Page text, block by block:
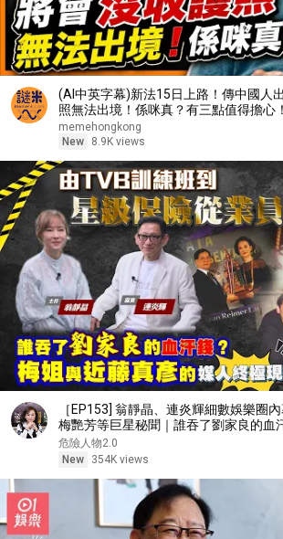
(AI中英字幕)新法15日上路！傳中國人
照無法出境！係咪真？有三點值得擔心
此關上？《蕭若元：理論蕭析》2026-
memehongkong
New
8.9K views
［EP153] 翁靜晶、連炎輝細數娛樂圈
梅艷芳等巨星秘聞｜誰吞了劉家良的血
近藤真彥的媒人終極現身｜由TVB訓練
業員
危險人物2.0
New
354K views